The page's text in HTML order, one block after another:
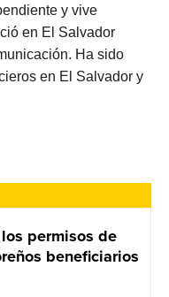
permisos de
beneficiarios
y vive
en El Salvador
Ha sido
en El Salvador y